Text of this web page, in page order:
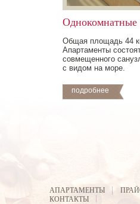
Однокомнатные
Общая площадь 44
Апартаменты
совмещенного
с видом на море.
подробнее
АПАРТАМЕНТЫ
КОНТАКТЫ